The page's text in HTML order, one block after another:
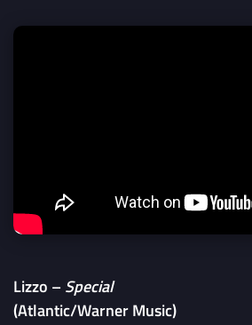
Lizzo – Special
(Atlantic/Warner Music)